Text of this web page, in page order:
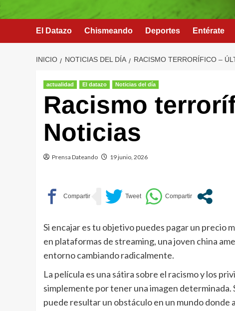
El Datazo Chismeando Deportes Entérate
INICIO NOTICIAS DEL DÍA RACISMO TERRORÍFICO –
actualidad El datazo Noticias del día
Racismo
Noticias
Prensa Dateando 19 junio, 2026
Si encajar es tu objetivo puedes pagar un precio
en plataformas de streaming, una joven china
entorno cambiando radicalmente.
La película es una sátira sobre el racismo y los
simplemente por tener una imagen
puede resultar un obstáculo en un mundo donde